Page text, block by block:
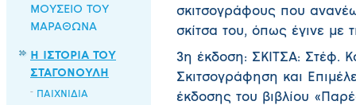
ΜΟΥΣΕΙΟ ΤΟΥ
ΜΑΡΑΘΩΝΑ
Η ΙΣΤΟΡΙΑ ΤΟΥ
ΣΤΑΓΟΝΟΥΛΗ
ΠΑΙΧΝΙΔΙΑ
σκιτσογράφους που
σκίτσα του, όπως έγινε με
3η έκδοση: ΣΚΙΤΣΑ: Στέφ.
Σκιτσογράφηση και
έκδοσης του βιβλίου